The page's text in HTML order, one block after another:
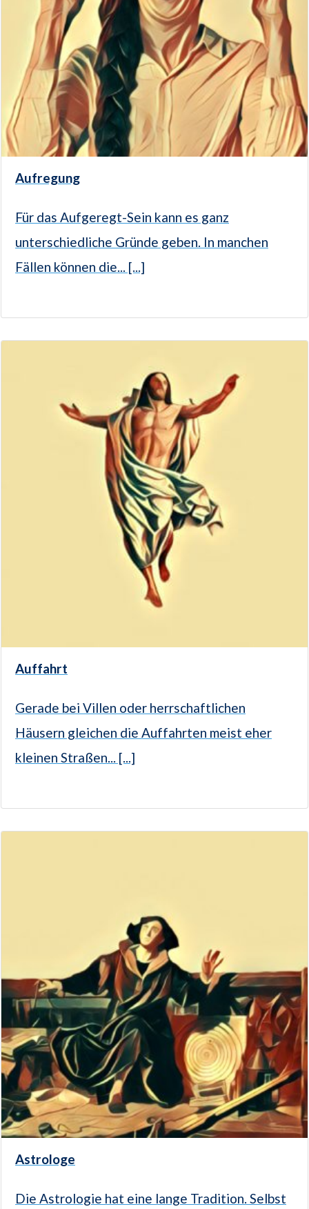
Aufregung
Für das Aufgeregt-Sein kann es ganz
unterschiedliche Gründe geben. In manchen
Fällen können die... [...]
Auffahrt
Gerade bei Villen oder herrschaftlichen
Häusern gleichen die Auffahrten meist eher
kleinen Straßen... [...]
Astrologe
Die Astrologie hat eine lange Tradition. Selbst